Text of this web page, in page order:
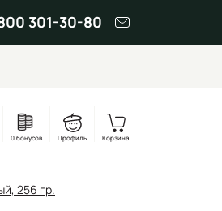
301-30-80
0 бонусов Профиль Корзина
256 гр.